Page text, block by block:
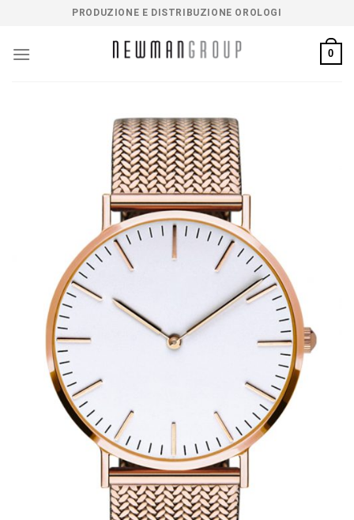
contenuti
PRODUZIONE E DISTRIBUZIONE OROLOGI
0